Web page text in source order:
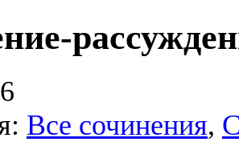
Все сочинения,